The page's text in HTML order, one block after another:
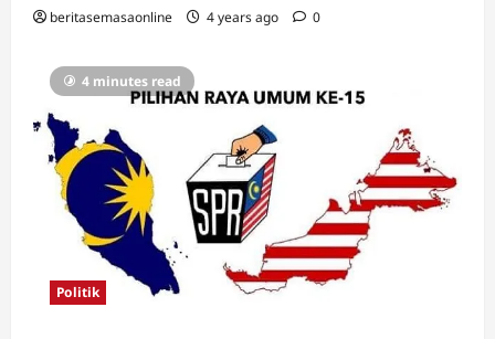
beritasemasaonline 4 years ago 0
4 minutes read
Politik